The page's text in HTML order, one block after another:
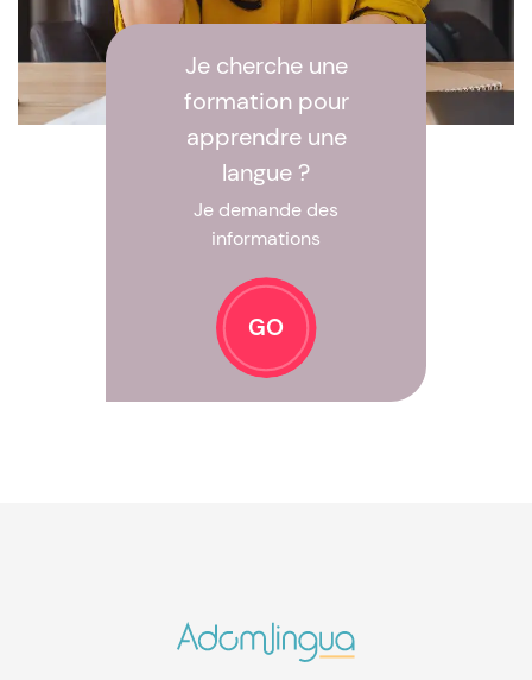
Je cherche une
formation pour
apprendre une
langue ?
Je demande des
informations
GO